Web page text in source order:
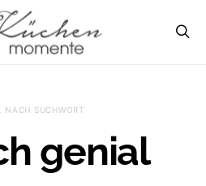
NACH SUCHWORT
genial